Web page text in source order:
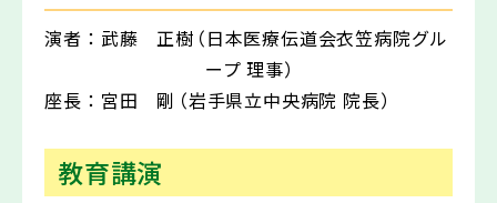
演者： 武藤 正樹（日本医療伝道会衣笠病院グル
ープ 理事）
座長： 宮田 剛（岩手県立中央病院 院長）
教育講演